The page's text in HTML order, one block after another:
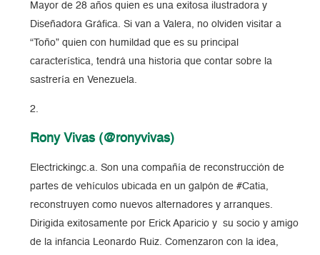
Mayor de 28 años quien es una exitosa ilustradora y
Diseñadora Gráfica. Si van a Valera, no olviden visitar a
“Toño” quien con humildad que es su principal
característica, tendrá una historia que contar sobre la
sastrería en Venezuela.
Rony Vivas (@ronyvivas)
Electrickingc.a. Son una compañía de reconstrucción de
partes de vehículos ubicada en un galpón de #Catia,
reconstruyen como nuevos alternadores y arranques.
Dirigida exitosamente por Erick Aparicio y su socio y amigo
de la infancia Leonardo Ruiz. Comenzaron con la idea,